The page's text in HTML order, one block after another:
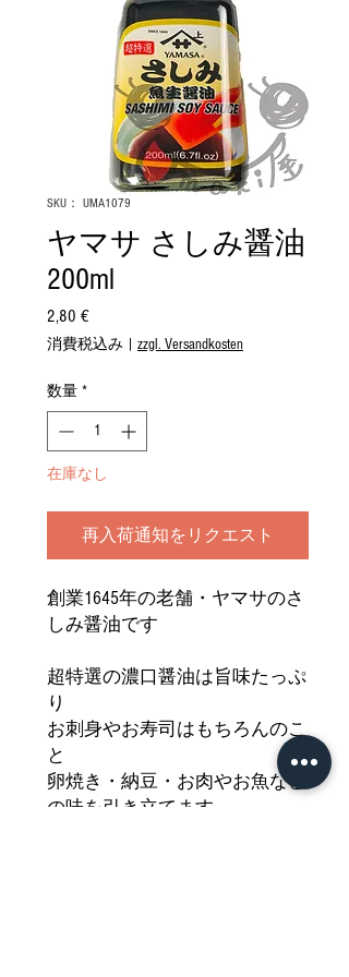
SKU： UMA1079
ヤマサ さしみ醤油
200ml
2,80 €価
格
消費税込み zzgl. Versandkosten
数量 *
在庫なし
再入荷通知をリクエスト
創業1645年の老舗・ヤマサのさ
しみ醤油です
超特選の濃口醤油は旨味たっぷ
り
お刺身やお寿司はもちろんのこ
と
卵焼き・納豆・お肉やお魚など
の味を引き立てます